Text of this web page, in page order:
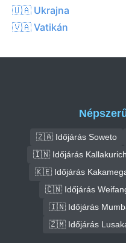
🇺🇦 Ukrajna
🇻🇦 Vatikán
🇿🇦 Időjárás Soweto
🇮🇳 Időjárás
🇰🇪 Időjárás
🇨🇳 Időjárás
🇮🇳 Időjárás
🇿🇲 Időjárás